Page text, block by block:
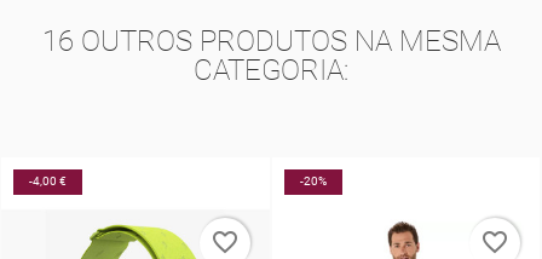
16 OUTROS PRODUTOS NA MESMA
CATEGORIA:
-20%
favorite_border
-25%
favorite_border